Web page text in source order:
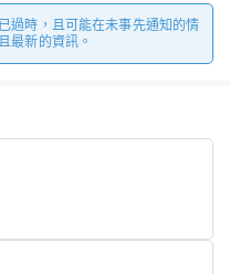
過時，且可能在未事先通知的情
最新的資訊。